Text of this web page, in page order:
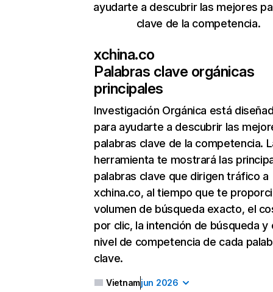
ayudarte a descubrir las mejores
clave de la competencia.
xchina.co
Palabras clave orgánicas
principales
Investigación Orgánica está
para ayudarte a descubrir las
palabras clave de la competencia.
herramienta te mostrará las
palabras clave que dirigen tráfico a
xchina.co, al tiempo que te
volumen de búsqueda exacto, el
por clic, la intención de búsqueda y
nivel de competencia de cada
clave.
Vietnamjun 2026